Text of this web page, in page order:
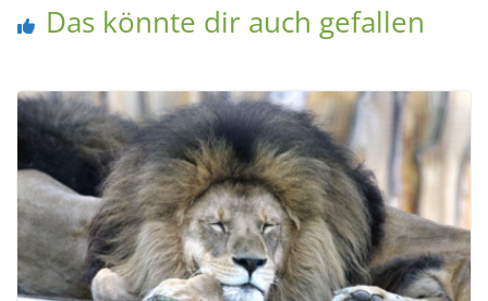
Das könnte dir auch gefallen